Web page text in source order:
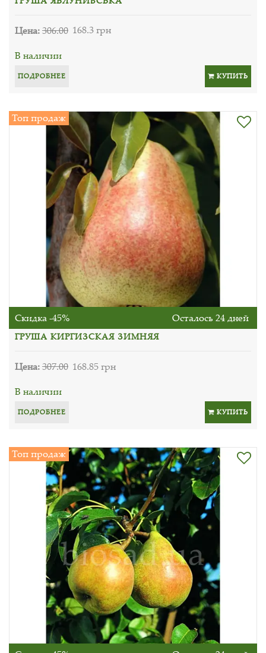
Цена:306.00 168.3 грн
В наличии
ПОДРОБНЕЕ КУПИТЬ
Топ продаж
Скидка -45% Осталось 24 дней
ГРУША КИРГИЗСКАЯ ЗИМНЯЯ
Цена:307.00 168.85 грн
В наличии
ПОДРОБНЕЕ КУПИТЬ
Топ продаж